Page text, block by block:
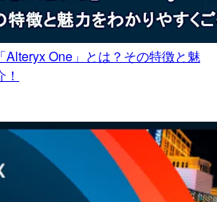
Alteryx One」とは？その特徴と魅